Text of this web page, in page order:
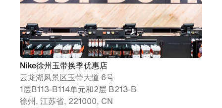
Nike徐州玉带换季优惠店
云龙湖风景区玉带大道 6号
1层B113-B114单元和2层 B213-B
徐州, 江苏省, 221000, CN